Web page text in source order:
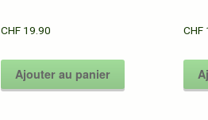
CHF19.90
Ajouter au panier
CHF